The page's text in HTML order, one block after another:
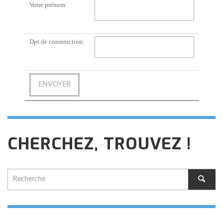
Votre prénom:
Dpt de construction:
CHERCHEZ, TROUVEZ !